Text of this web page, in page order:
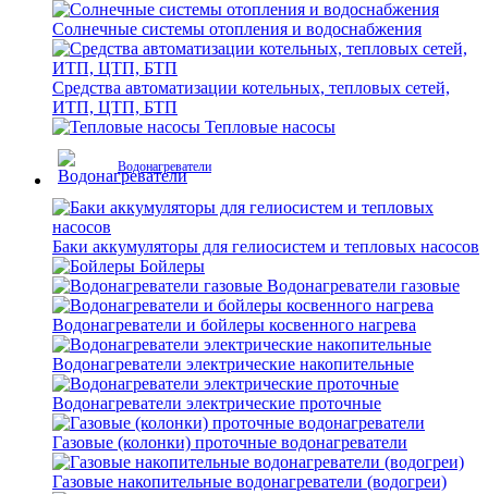
Солнечные системы отопления и водоснабжения
Средства автоматизации котельных, тепловых сетей,
ИТП, ЦТП, БТП
Тепловые насосы
Водонагреватели
Баки аккумуляторы для гелиосистем и тепловых насосов
Бойлеры
Водонагреватели газовые
Водонагреватели и бойлеры косвенного нагрева
Водонагреватели электрические накопительные
Водонагреватели электрические проточные
Газовые (колонки) проточные водонагреватели
Газовые накопительные водонагреватели (водогреи)